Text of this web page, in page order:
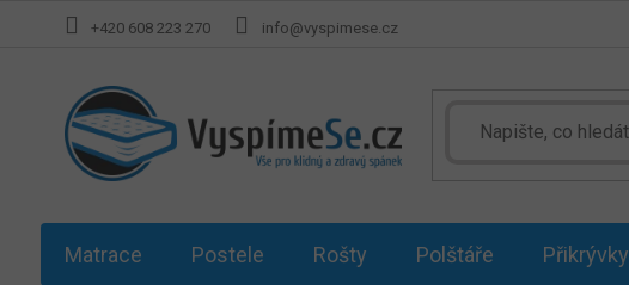
+420 608 223 270 info@vyspimese.cz
Matrace Postele Rošty Polštáře Přikrývky